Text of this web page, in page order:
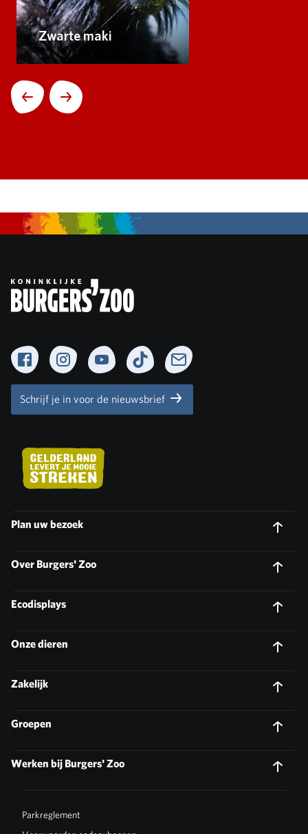
Zwarte maki
Volgende
FacebookInstagramYouTubeTikTok Newsletter
Schrijf je in voor de nieuwsbrief
Plan uw bezoek
Over Burgers' Zoo
Ecodisplays
Onze dieren
Zakelijk
Groepen
Werken bij Burgers' Zoo
Parkreglement